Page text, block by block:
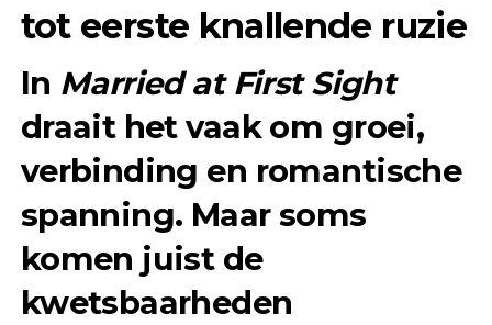
tot eerste knallende ruzie
In Married at First Sight
draait het vaak om groei,
verbinding en romantische
spanning. Maar soms
komen juist de
kwetsbaarheden